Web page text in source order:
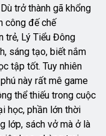
trở thành gã khổng
công đế chế
trẻ, Lý Tiểu Đông
sáng tạo, biết nắm
tập tốt. Tuy nhiên
này rất mê game
thể thiếu trong cuộc
học, phần lớn thời
lớp, sách vở mà ở là